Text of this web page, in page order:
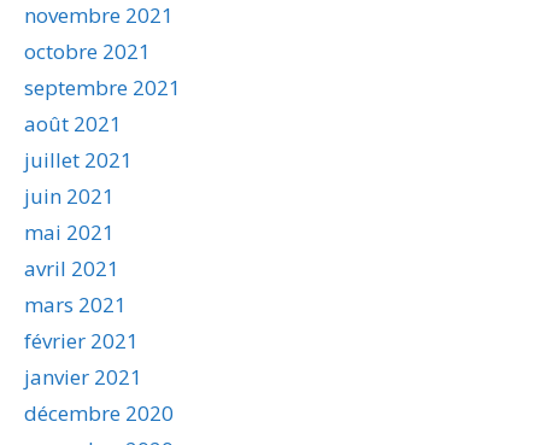
novembre 2021
octobre 2021
septembre 2021
août 2021
juillet 2021
juin 2021
mai 2021
avril 2021
mars 2021
février 2021
janvier 2021
décembre 2020